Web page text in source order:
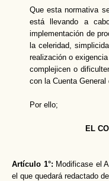
Que esta normativa
está llevando a
implementación de
la celeridad,
realización o
complejicen o
con la Cuenta General
Por ello;
EL
Artículo 1°: Modificase el
el que quedará redactado